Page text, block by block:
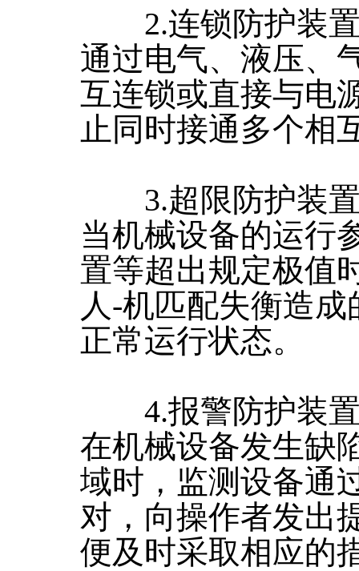
2.连锁防护装
通过电气、液压、
互连锁或直接与电
止同时接通多个相
3.超限防护装
当机械设备的运行
置等超出规定极值
人-机匹配失衡造
正常运行状态。
4.报警防护装
在机械设备发生缺
域时，监测设备通
对，向操作者发出
便及时采取相应的